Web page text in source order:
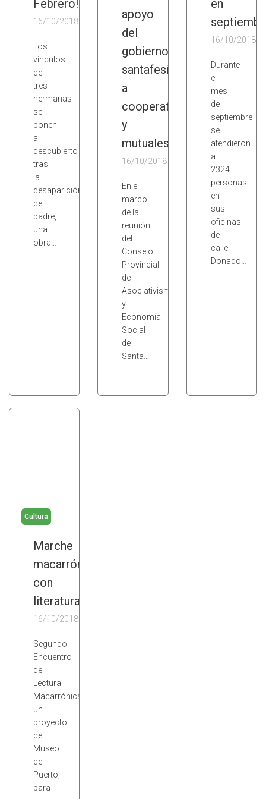
Febrero!
16/10/2018
Los
vínculos
de
tres
hermanas
se
ponen
al
descubierto
tras
la
desaparición
del
padre,
una
obra…
apoyo
del
gobierno
santafesino
a
cooperativas
y
mutuales
16/10/2018
En el
marco
de la
reunión
del
Consejo
Provincial
de
Asociativismo
y
Economía
Social
de
Santa…
en
16/10/2018
Durante
el
mes
de
septiembre
se
atendieron
a
2324
personas
en
sus
oficinas
de
calle
Donado…
Cultura
Marche
macarrón
con
literatura
16/10/2018
Segundo
Encuentro
de
Lectura
Macarrónica,
un
proyecto
del
Museo
del
Puerto,
para